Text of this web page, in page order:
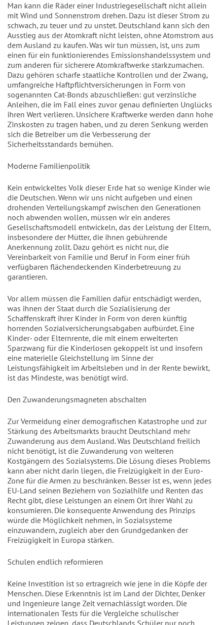
Man kann die Räder einer Industriegesellschaft nicht allein
mit Wind und Sonnenstrom drehen. Dazu ist dieser Strom zu
schwach, zu teuer und zu unstet. Deutschland kann sich den
Ausstieg aus der Atomkraft nicht leisten, ohne Atomstrom aus
dem Ausland zu kaufen. Was wir tun müssen, ist, uns zum
einen für ein funktionierendes Emissionshandelssystem und
zum anderen für sicherere Atomkraftwerke starkzumachen.
Dazu gehören scharfe staatliche Kontrollen und der Zwang,
umfangreiche Haftpflichtversicherungen in Form von
sogenannten Cat-Bonds abzuschließen: gut verzinsliche
Anleihen, die im Fall eines zuvor genau definierten Unglücks
ihren Wert verlieren. Unsichere Kraftwerke werden dann hohe
Zinskosten zu tragen haben, und zu deren Senkung werden
sich die Betreiber um die Verbesserung der
Sicherheitsstandards bemühen.
Moderne Familienpolitik
Kein entwickeltes Volk dieser Erde hat so wenige Kinder wie
die Deutschen. Wenn wir uns nicht aufgeben und einen
drohenden Verteilungskampf zwischen den Generationen
noch abwenden wollen, müssen wir ein anderes
Gesellschaftsmodell entwickeln, das der Leistung der Eltern,
insbesondere der Mütter, die ihnen gebührende
Anerkennung zollt. Dazu gehört es nicht nur, die
Vereinbarkeit von Familie und Beruf in Form einer früh
verfügbaren flächendeckenden Kinderbetreuung zu
garantieren.
Vor allem müssen die Familien dafür entschädigt werden,
was ihnen der Staat durch die Sozialisierung der
Schaffenskraft ihrer Kinder in Form von deren künftig
horrenden Sozialversicherungsabgaben aufbürdet. Eine
Kinder- oder Elternrente, die mit einem erweiterten
Sparzwang für die Kinderlosen gekoppelt ist und insofern
eine materielle Gleichstellung im Sinne der
Leistungsfähigkeit im Arbeitsleben und in der Rente bewirkt,
ist das Mindeste, was benötigt wird.
Den Zuwanderungsmagneten abschalten
Zur Vermeidung einer demografischen Katastrophe und zur
Stärkung des Arbeitsmarkts braucht Deutschland mehr
Zuwanderung aus dem Ausland. Was Deutschland freilich
nicht benötigt, ist die Zuwanderung von weiteren
Kostgängern des Sozialsystems. Die Lösung dieses Problems
kann aber nicht darin liegen, die Freizügigkeit in der Euro-
Zone für die Armen zu beschränken. Besser ist es, wenn jedes
EU-Land seinen Beziehern von Sozialhilfe und Renten das
Recht gibt, diese Leistungen an einem Ort ihrer Wahl zu
konsumieren. Die konsequente Anwendung des Prinzips
würde die Möglichkeit nehmen, in Sozialsysteme
einzuwandern, zugleich aber den Grundgedanken der
Freizügigkeit in Europa stärken.
Schulen endlich reformieren
Keine Investition ist so ertragreich wie jene in die Köpfe der
Menschen. Diese Erkenntnis ist im Land der Dichter, Denker
und Ingenieure lange Zeit vernachlässigt worden. Die
internationalen Tests für die Vergleiche schulischer
Leistungen zeigen, dass Deutschlands Schüler nur noch